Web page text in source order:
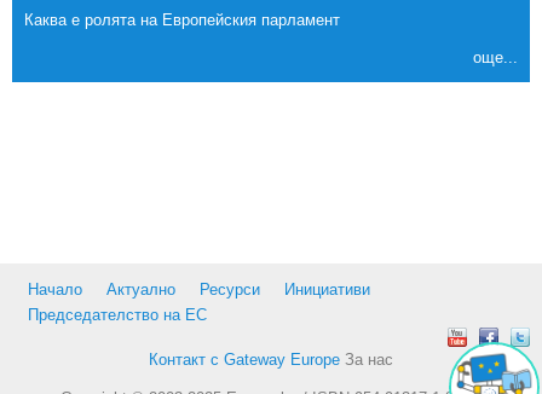
Каква е ролята на Европейския парламент
още...
Начало Актуално Ресурси
Инициативи
Председателство на ЕС
Контакт с Gateway Europe За нас